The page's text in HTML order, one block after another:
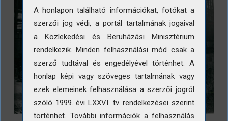
A honlapon található információkat, fotókat a
szerzői jog védi, a portál tartalmának jogaival
a Közlekedési és Beruházási Minisztérium
rendelkezik. Minden felhasználási mód csak a
szerző tudtával és engedélyével történhet. A
honlap képi vagy szöveges tartalmának vagy
ezek elemeinek felhasználása a szerzői jogról
szóló 1999. évi LXXVI. tv. rendelkezései szerint
történhet. További információk a felhasználás